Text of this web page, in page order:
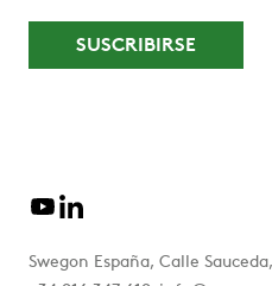
Swegon España, Calle